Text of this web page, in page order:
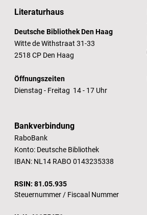
Literaturhaus
Deutsche Bibliothek Den Haag
Witte de Withstraat 31-33
2518 CP Den Haag
Öffnungszeiten
Dienstag - Freitag 14 - 17 Uhr
Bankverbindung
RaboBank
Konto: Deutsche Bibliothek
IBAN: NL14 RABO 0143235338
RSIN: 81.05.935
Steuernummer / Fiscaal Nummer